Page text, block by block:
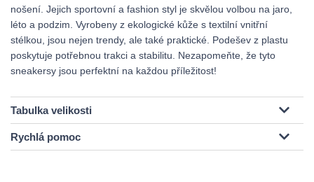
nošení. Jejich sportovní a fashion styl je skvělou volbou na jaro,
léto a podzim. Vyrobeny z ekologické kůže s textilní vnitřní
stélkou, jsou nejen trendy, ale také praktické. Podešev z plastu
poskytuje potřebnou trakci a stabilitu. Nezapomeňte, že tyto
sneakersy jsou perfektní na každou příležitost!
Tabulka velikosti
Rychlá pomoc